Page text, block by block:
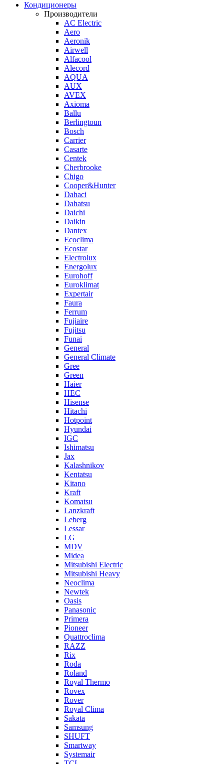
Кондиционеры
Производители
AC Electric
Aero
Aeronik
Airwell
Alfacool
Alecord
AQUA
AUX
AVEX
Axioma
Ballu
Berlingtoun
Bosch
Carrier
Casarte
Centek
Cherbrooke
Chigo
Cooper&Hunter
Dahaci
Dahatsu
Daichi
Daikin
Dantex
Ecoclima
Ecostar
Electrolux
Energolux
Eurohoff
Euroklimat
Expertair
Faura
Ferrum
Fujiaire
Fujitsu
Funai
General
General Climate
Gree
Green
Haier
HEC
Hisense
Hitachi
Hotpoint
Hyundai
IGC
Ishimatsu
Jax
Kalashnikov
Kentatsu
Kitano
Kraft
Komatsu
Lanzkraft
Leberg
Lessar
LG
MDV
Midea
Mitsubishi Electric
Mitsubishi Heavy
Neoclima
Newtek
Oasis
Panasonic
Primera
Pioneer
Quattroclima
RAZZ
Rix
Roda
Roland
Royal Thermo
Rovex
Rover
Royal Clima
Sakata
Samsung
SHUFT
Smartway
Systemair